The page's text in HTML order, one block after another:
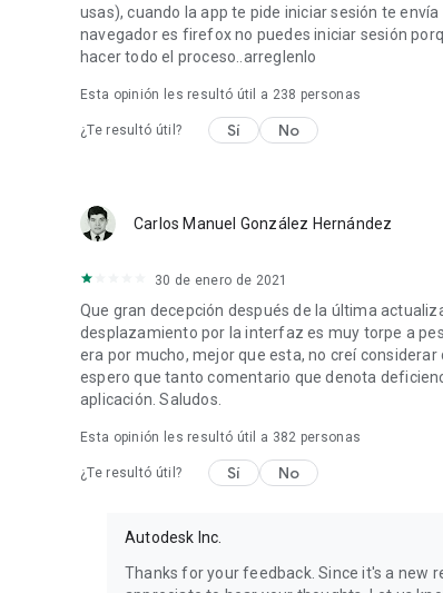
usas), cuando la app te pide iniciar sesión te
navegador es firefox no puedes iniciar sesión
hacer todo el proceso..arreglenlo
Esta opinión les resultó útil a 238 personas
¿Te resultó útil? Sí No
Carlos Manuel González Hernández
30 de enero de 2021
Que gran decepción después de la última
desplazamiento por la interfaz es muy torpe a
era por mucho, mejor que esta, no creí
espero que tanto comentario que denota
aplicación. Saludos.
Esta opinión les resultó útil a 382 personas
¿Te resultó útil? Sí No
Autodesk Inc.
Thanks for your feedback. Since it's a new